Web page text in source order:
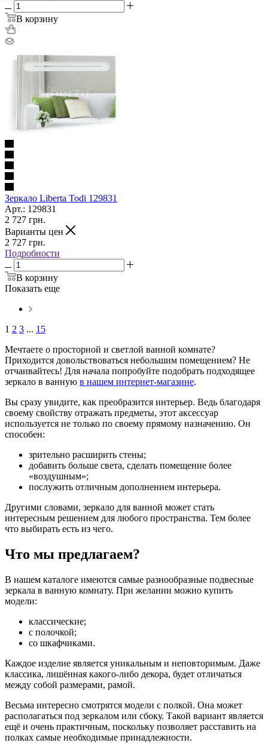
В корзину
Зеркало Liberta Todi 129831
Арт.: 129831
2 727 грн.
Варианты цен
2 727 грн.
Подробности
В корзину
Показать еще
1 2 3 ... 15
Мечтаете о просторной и светлой ванной комнате?
Приходится довольствоваться небольшим помещением? Не
отчаивайтесь! Для начала попробуйте подобрать подходящее
зеркало в ванную в нашем интернет-магазине.
Вы сразу увидите, как преобразится интерьер. Ведь благодаря
своему свойству отражать предметы, этот аксессуар
используется не только по своему прямому назначению. Он
способен:
зрительно расширить стены;
добавить больше света, сделать помещение более
«воздушным»;
послужить отличным дополнением интерьера.
Другими словами, зеркало для ванной может стать
интересным решением для любого пространства. Тем более
что выбирать есть из чего.
Что мы предлагаем?
В нашем каталоге имеются самые разнообразные подвесные
зеркала в ванную комнату. При желании можно купить
модели:
классические;
с полочкой;
со шкафчиками.
Каждое изделие является уникальным и неповторимым. Даже
классика, лишённая какого-либо декора, будет отличаться
между собой размерами, рамой.
Весьма интересно смотрятся модели с полкой. Она может
располагаться под зеркалом или сбоку. Такой вариант является
ещё и очень практичным, поскольку позволяет расставить на
полках самые необходимые принадлежности.